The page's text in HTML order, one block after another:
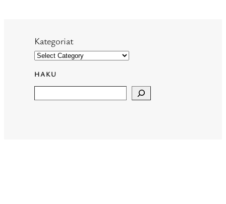
Kategoriat
HAKU